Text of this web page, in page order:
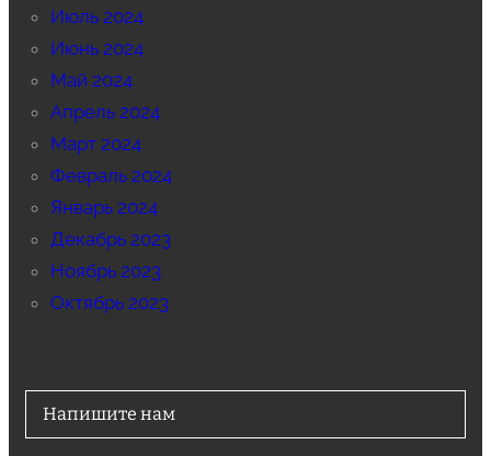
Июль 2024
Июнь 2024
Май 2024
Апрель 2024
Март 2024
Февраль 2024
Январь 2024
Декабрь 2023
Ноябрь 2023
Октябрь 2023
Напишите нам